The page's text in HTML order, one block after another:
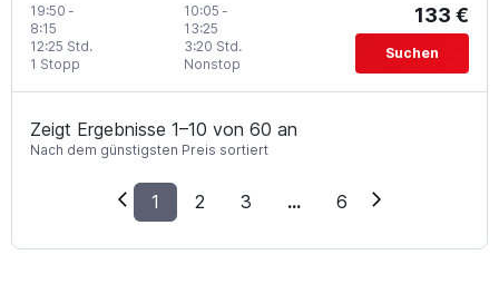
19:50 -
8:15
1 Stopp
12:25 Std.
10:05 -
13:25
Nonstop
3:20 Std.
133 €
Suchen
Zeigt Ergebnisse 1–10 von 60 an
Nach dem günstigsten Preis sortiert
1 2 3 ... 6